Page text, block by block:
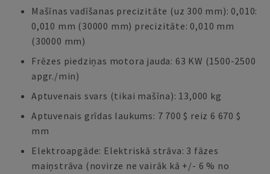
Mašīnas vadīšanas precizitāte (uz 300 mm): 0,010:
0,010 mm (30000 mm) precizitāte: 0,010 mm
(30000 mm)
Frēzes piedziņas motora jauda: 63 KW (1500-2500
apgr./min)
Aptuvenais svars (tikai mašīna): 13,000 kg
Aptuvenais grīdas laukums: 7 700 $ reiz 6 670 $
mm
Elektroapgāde: Elektriskā strāva: 3 fāzes
maiņstrāva (novirze ne vairāk kā +/- 6 % no